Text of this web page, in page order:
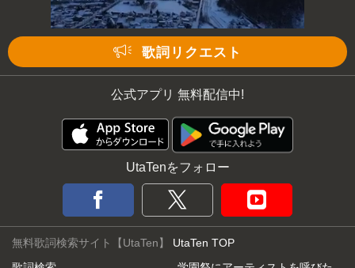
歌詞リクエスト
公式アプリ 無料配信中!
UtaTenをフォロー
無料歌詞検索サイト【UtaTen】 UtaTen TOP